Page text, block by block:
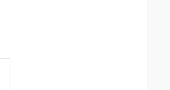
có thể quan sát bằng mắt